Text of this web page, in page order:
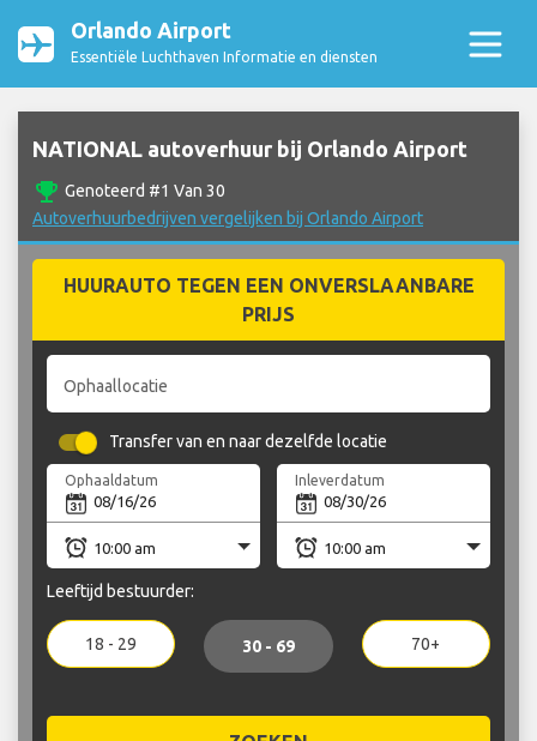
Orlando Airport
Essentiële Luchthaven Informatie en diensten
NATIONAL autoverhuur bij Orlando Airport
emoji_events Genoteerd #1 Van 30
Autoverhuurbedrijven vergelijken bij Orlando Airport
HUURAUTO TEGEN EEN ONVERSLAANBARE
PRIJS
Ophaallocatie
Transfer van en naar dezelfde locatie
Ophaaldatum Inleverdatum
Leeftijd bestuurder:
18 - 29 30 - 69 70+